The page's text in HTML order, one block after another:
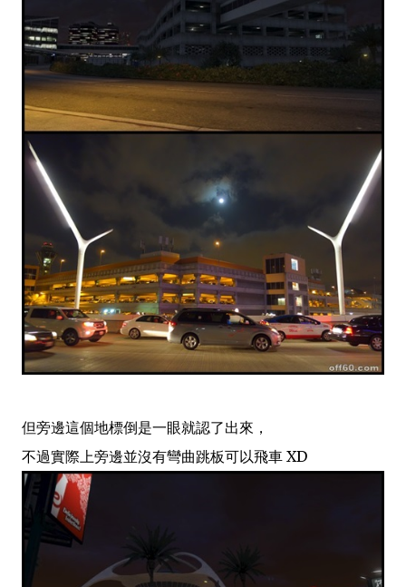
但旁邊這個地標倒是一眼就認了出來，
不過實際上旁邊並沒有彎曲跳板可以飛車 XD